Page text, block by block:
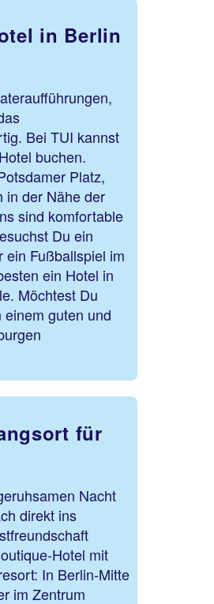
in Berlin
Bei TUI kannst
buchen.
Platz,
in der Nähe der
sind komfortable
Du ein
ein Fußballspiel im
ein Hotel in
Möchtest Du
guten und
für
Nacht
direkt ins
Hotel mit
In Berlin-Mitte
im Zentrum